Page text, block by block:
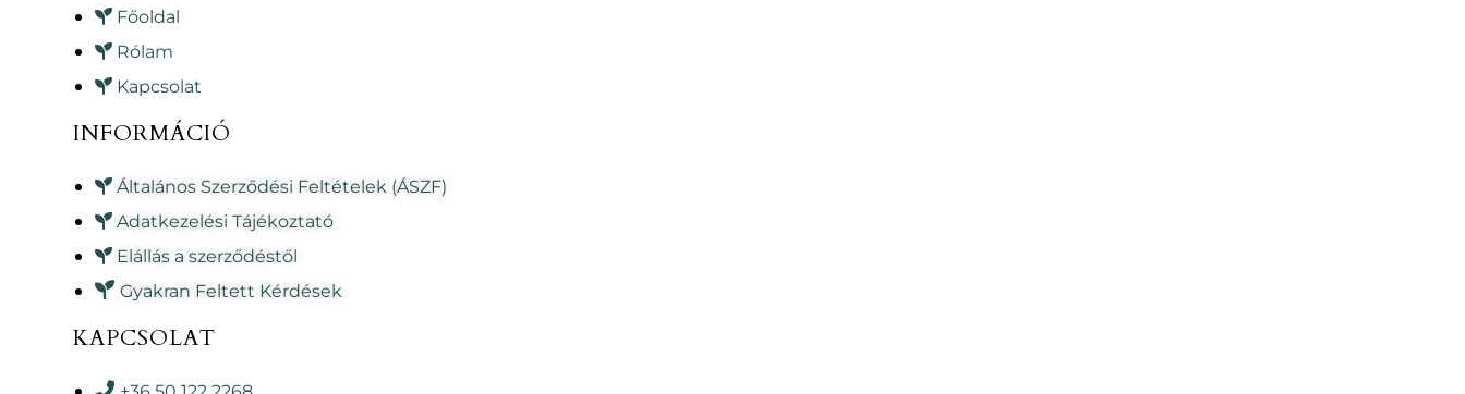
Főoldal
Rólam
Kapcsolat
INFORMÁCIÓ
Általános Szerződési Feltételek (ÁSZF)
Adatkezelési Tájékoztató
Elállás a szerződéstől
Gyakran Feltett Kérdések
KAPCSOLAT